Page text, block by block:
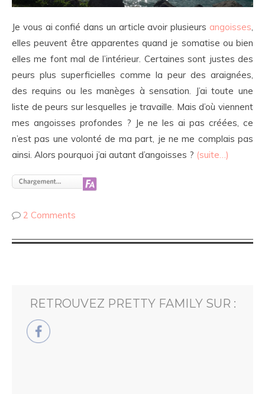
Je vous ai confié dans un article avoir plusieurs angoisses
elles peuvent être apparentes quand je somatise ou bien
elles me font mal de l’intérieur. Certaines sont justes des
peurs plus superficielles comme la peur des araignées,
des requins ou les manèges à sensation. J’ai toute une
liste de peurs sur lesquelles je travaille. Mais d’où viennent
mes angoisses profondes ? Je ne les ai pas créées, ce
n’est pas une volonté de ma part, je ne me complais pas
ainsi. Alors pourquoi j’ai autant d’angoisses ? (suite…)
2 Comments
RETROUVEZ PRETTY FAMILY SUR :